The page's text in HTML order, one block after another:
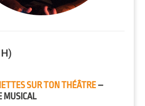
SUR TON THÉÂTRE –
MUSICAL